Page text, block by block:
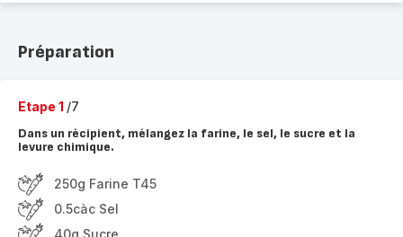
Préparation
Etape 1 /7
Dans un récipient, mélangez la farine, le sel, le sucre et la
levure chimique.
250g Farine T45
0.5càc Sel
40g Sucre